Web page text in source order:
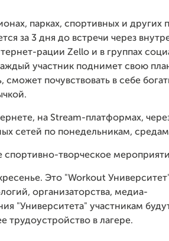
парках, спортивных и других
за 3 дня до встречи через
рации Zello и в группах
участник поднимет свою
почувствовать в себе
на Stream-платформах,
сетей по понедельникам,
спортивно-творческое
Это "Workout
организаторства, медиа-
"Университета" участникам
трудоустройство в лагере.